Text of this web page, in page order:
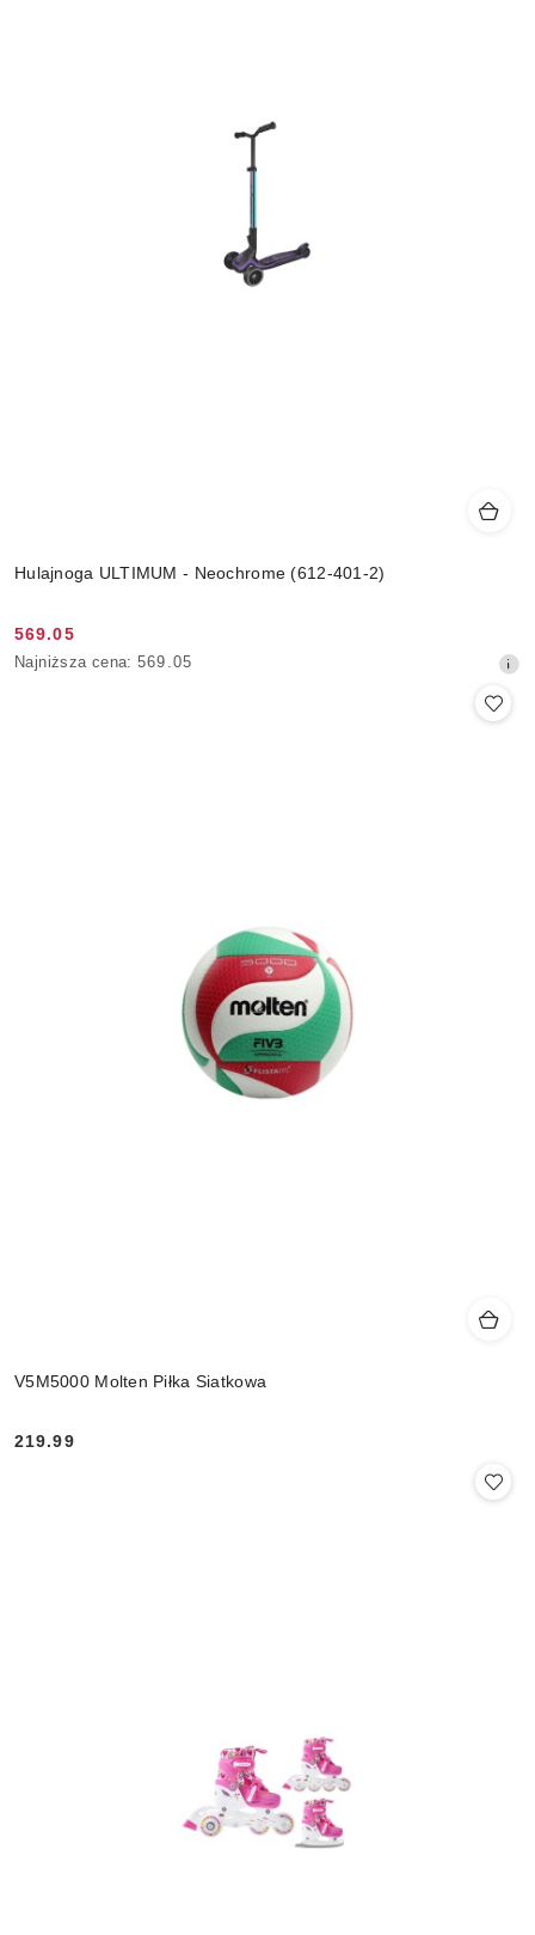
Hulajnoga ULTIMUM - Neochrome (612-401-2)
Cena
promocyjna:
569.05
Najniższa
Najniższa cena: 569.05
V5M5000 Molten Piłka Siatkowa
Cena:
219.99